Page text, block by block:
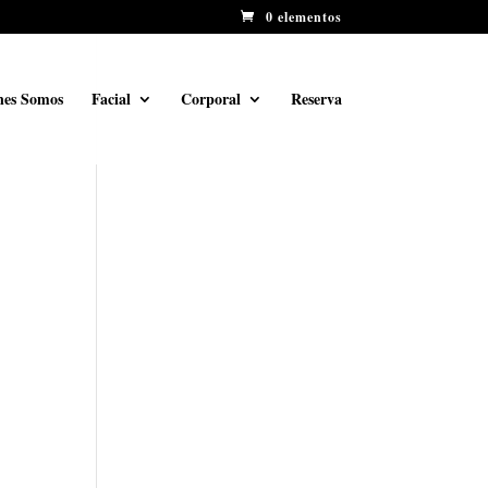
0 elementos
Somos Facial Corporal Reserva